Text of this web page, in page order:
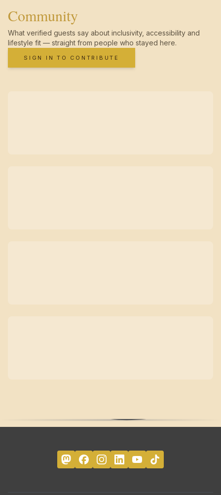
Community
What verified guests say about inclusivity, accessibility and
lifestyle fit — straight from people who stayed here.
SIGN IN TO CONTRIBUTE